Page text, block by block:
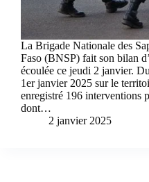
La Brigade Nationale des
Faso (BNSP) fait son bilan
écoulée ce jeudi 2 janvier.
1er janvier 2025 sur le
enregistré 196 interventions
dont…
2 janvier 2025